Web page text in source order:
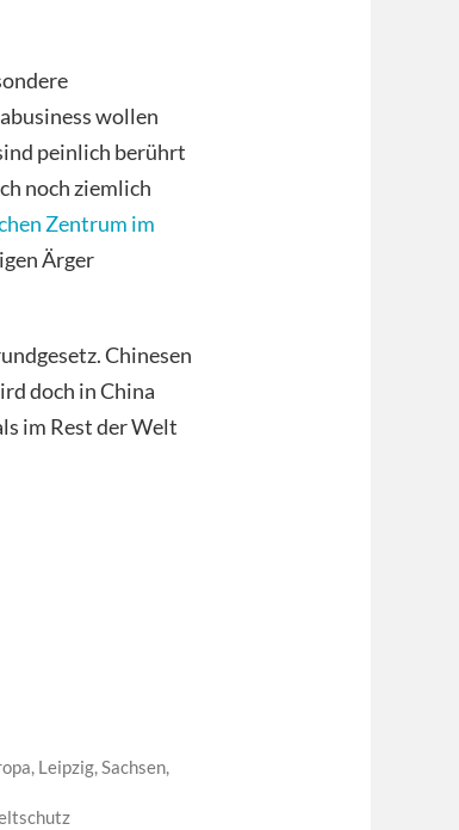
wollen
peinlich berührt
noch ziemlich
Zentrum im
Ärger
Chinesen
doch in China
im Rest der Welt
, Leipzig,Sachsen,